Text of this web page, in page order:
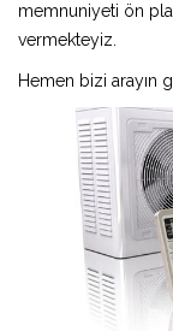
memnuniyeti ön
vermekteyiz.
Hemen bizi arayın